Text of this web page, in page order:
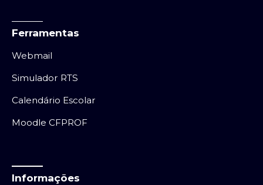
Ferramentas
Webmail
Simulador RTS
Calendário Escolar
Moodle CFPROF
Informações